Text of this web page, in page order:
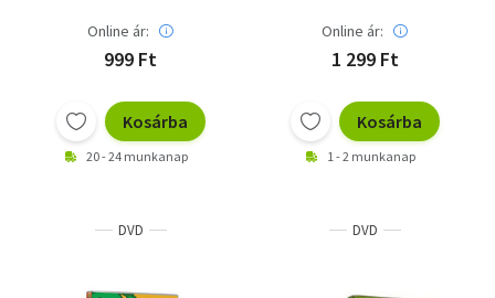
Online ár:
999 Ft
Kosárba
20 - 24 munkanap
Online ár:
1 299 Ft
Kosárba
1 - 2 munkanap
DVD DVD